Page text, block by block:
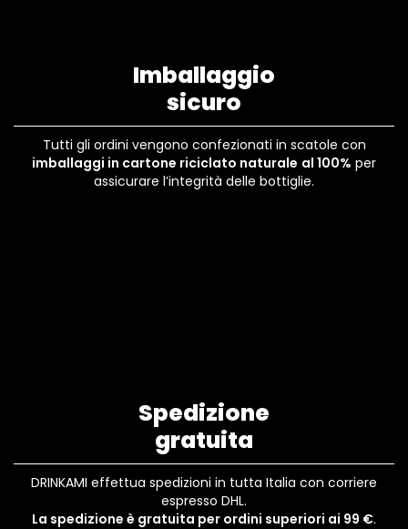
Imballaggio
sicuro
Tutti gli ordini vengono confezionati in scatole con
imballaggi in cartone riciclato naturale al 100% per
assicurare l’integrità delle bottiglie.
Spedizione
gratuita
DRINKAMI effettua spedizioni in tutta Italia con corriere
espresso DHL.
La spedizione è gratuita per ordini superiori ai 99 €.